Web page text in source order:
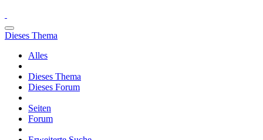
Dieses Thema
Alles
Dieses Thema
Dieses Forum
Seiten
Forum